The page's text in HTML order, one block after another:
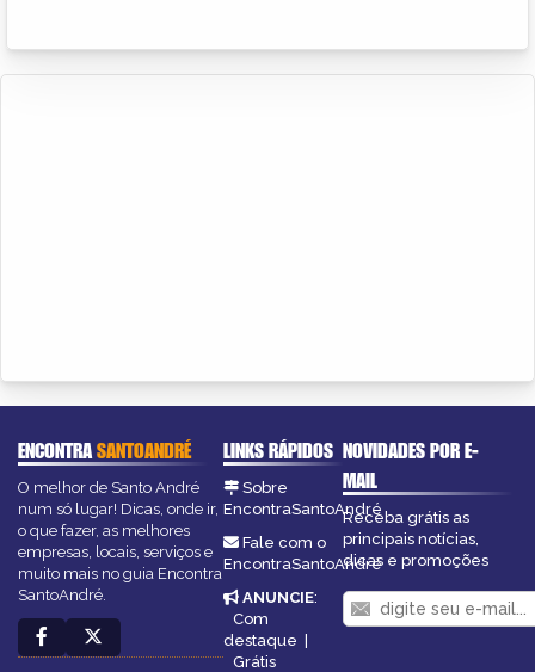
ENCONTRASANTOANDRÉ
O melhor de Santo André
num só lugar! Dicas, onde ir,
o que fazer, as melhores
empresas, locais, serviços e
muito mais no guia Encontra
SantoAndré.
LINKS RÁPIDOS
Sobre
EncontraSantoAndré
Fale com o
EncontraSantoAndré
ANUNCIE:
Com
destaque |
Grátis
NOVIDADES POR E-
MAIL
Receba grátis as
principais notícias,
dicas e promoções